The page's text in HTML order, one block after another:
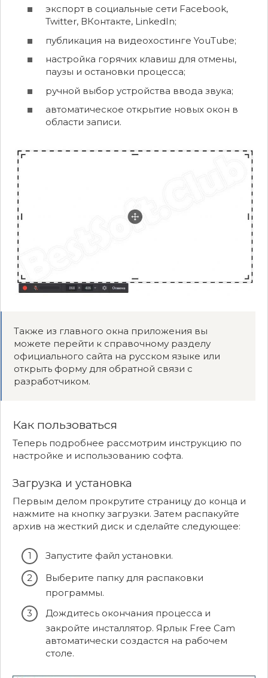
экспорт в социальные сети Facebook,
Twitter, ВКонтакте, LinkedIn;
публикация на видеохостинге YouTube;
настройка горячих клавиш для отмены,
паузы и остановки процесса;
ручной выбор устройства ввода звука;
автоматическое открытие новых окон в
области записи.
Также из главного окна приложения вы
можете перейти к справочному разделу
официального сайта на русском языке или
открыть форму для обратной связи с
разработчиком.
Как пользоваться
Теперь подробнее рассмотрим инструкцию по
настройке и использованию софта.
Загрузка и установка
Первым делом прокрутите страницу до конца и
нажмите на кнопку загрузки. Затем распакуйте
архив на жесткий диск и сделайте следующее:
Запустите файл установки.
Выберите папку для распаковки
программы.
Дождитесь окончания процесса и
закройте инсталлятор. Ярлык Free Cam
автоматически создастся на рабочем
столе.